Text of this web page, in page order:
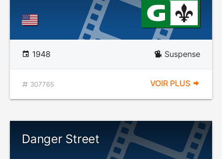
1948 Suspense
307765 VOIR PLUS
Danger Street